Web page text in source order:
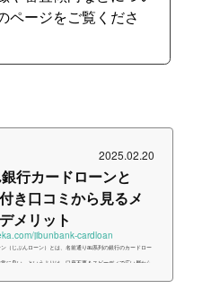
ページをご覧くださ
2025.02.20
行カードローンと
き口コミから見るメ
メリット
jibunbank-cardloan
（じぶんローン）とは、名前通りau系列の銀行のカードロー
に良い…というよりは、口座不要＆スピーディで広い層から